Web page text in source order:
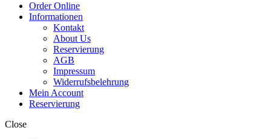
Order Online
Informationen
Kontakt
About Us
Reservierung
AGB
Impressum
Widerrufsbelehrung
Mein Account
Reservierung
Close